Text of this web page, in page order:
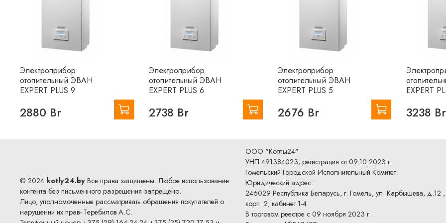
Резьба патрубков: вход/выход – наружная G ¾.
Способ монтажа: настенный.
Локальный веб-интерфейс для управления
отопительным прибором при отсутствии
Интернет.
Удаленное управление отопительным
Управление отопительным прибором голосом
Интернет через мобильное приложение
Яндекс.Алиса или Яндекс.Станция.
Цифровая шина OpenTherm (рекомендуется
использование с контроллерами MyHeat - 100%
совместимость). Новинка!
Электроприбор
отопительный ЭВАН
EXPERT PLUS 9
2880 Br
Электроприбор
отопительный ЭВАН
EXPERT PLUS 6
2738 Br
Электроприбор
отопительный ЭВАН
EXPERT PLUS 5
2676 Br
EXPERT
3238 Br
© 2024 kotly24.by Все права защищены. Любое использование
контента без письменного разрешения запрещено.
Лицо, уполномоченные рассматривать обращения покупателей о
нарушении их прав- Теребилов А.С.
ООО "Котлы24"
УНП 491384023, регистрация от 09.10.2023 г.
Гомельский Городской Исполнительный Комитет.
Юридический адрес:
246029 Республика Беларусь, г. Гомель, ул. Карбышева, д.12 ,
корп. 2, кабинет 1-4
В торговом реестре с 09 ноября 2023 г.